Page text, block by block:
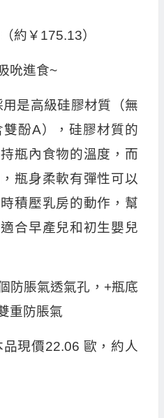
約￥175.13）
吮進食~
是高級硅膠材質（無
酚A），硅膠材質的
瓶內食物的溫度，而
瓶身柔軟有彈性可以
積壓乳房的動作，幫
合早產兒和初生嬰兒
防脹氣透氣孔，+瓶底
重防脹氣
現價22.06 歐，約人